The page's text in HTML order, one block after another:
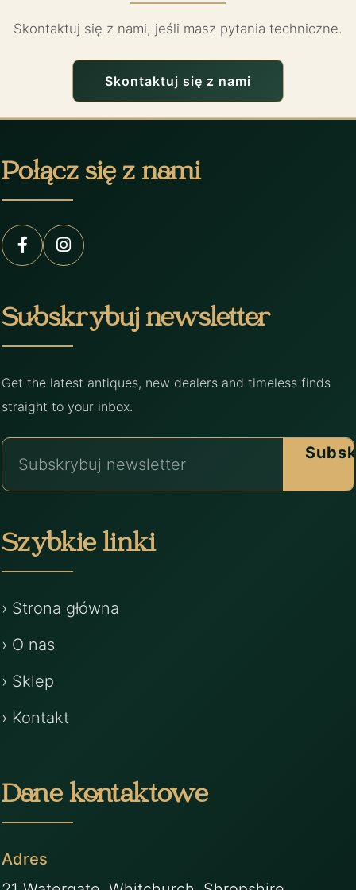
Skontaktuj się z nami, jeśli masz pytania techniczne.
Skontaktuj się z nami
Połącz się z nami
Subskrybuj newsletter
Get the latest antiques, new dealers and timeless finds
straight to your inbox.
Szybkie linki
› Strona główna
› O nas
› Sklep
› Kontakt
Dane kontaktowe
Adres